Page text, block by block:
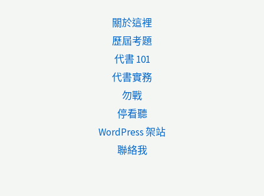
關於這裡
歷屆考題
代書 101
代書實務
勿戰
停看聽
WordPress 架站
聯絡我